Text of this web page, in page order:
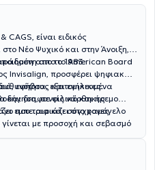
CAGS, είναι ειδικός
στο Νέο Ψυχικό και στην Άνοιξη,
απο το 1983.
απο το American Board
Invisalign, προσφέρει ψηφιακά
εφήβους και ενήλικες:
και διαφανείς νάρθηκες.
εξατομικευμένα
σε φιλικό και ήρεμο
εμπειρια και σύγχρονες
με προσοχή και σεβασμό
θεραπείας.
που ταιριάζει στο χαμόγελο